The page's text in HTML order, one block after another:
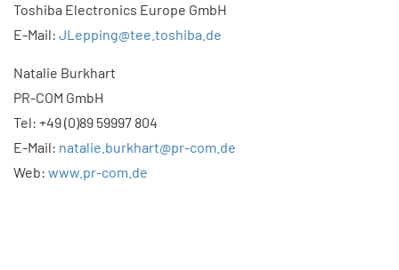
Toshiba Electronics Europe GmbH
E-Mail: JLepping@tee.toshiba.de
Natalie Burkhart
PR-COM GmbH
Tel: +49 (0)89 59997 804
E-Mail: natalie.burkhart@pr-com.de
Web: www.pr-com.de